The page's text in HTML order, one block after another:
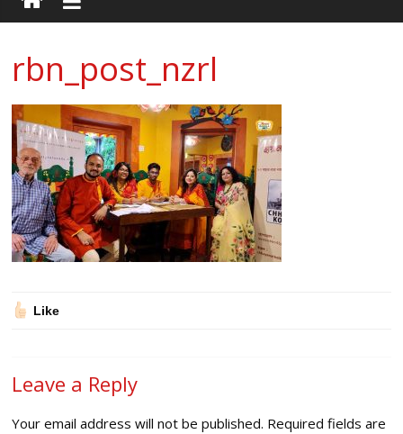
rbn_post_nzrl
Like
Leave a Reply
Your email address will not be published. Required fields are